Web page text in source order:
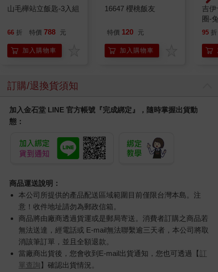
山毛櫸站立飯匙-3入組
66 折 特價 788 元
加入購物車
16647 櫻桃飯友
特價 120 元
加入購物車
吉伊卡哇
圈-
95 折
訂購/退換貨須知
加入金石堂 LINE 官方帳號『完成綁定』，隨時掌握出貨動
態：
商品運送說明：
本公司所提供的產品配送區域範圍目前僅限台灣本島。注
意！收件地址請勿為郵政信箱。
商品將由廠商透過貨運或是郵局寄送。消費者訂購之商品若
無法送達，經電話或 E-mail無法聯繫逾三天者，本公司將取
消該筆訂單，並且全額退款。
當廠商出貨後，您會收到E-mail出貨通知，您也可透過【訂
單查詢】確認出貨情況。